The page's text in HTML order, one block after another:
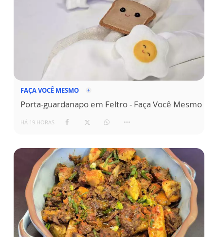
FAÇA VOCÊ MESMO
Porta-guardanapo em Feltro - Faça Você Mesmo
HÁ 19 HORAS